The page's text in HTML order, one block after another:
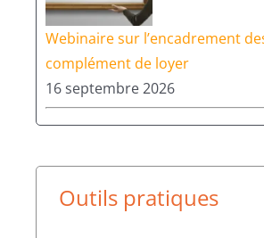
Webinaire sur l’encadrement
complément de loyer
16 septembre 2026
Outils pratiques